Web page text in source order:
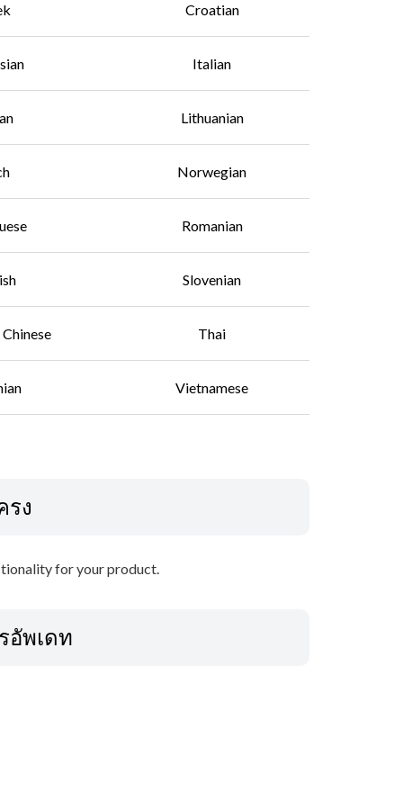
Croatian
Italian
Lithuanian
Norwegian
Romanian
Slovenian
Thai
Vietnamese
รง
for your product.
อัพเดท